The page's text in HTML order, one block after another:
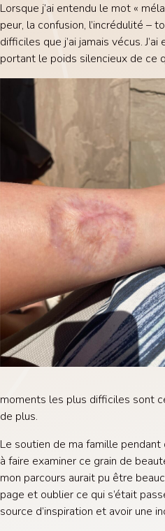
Lorsque j’ai entendu le mot «
peur, la confusion, l’incrédulité –
difficiles que j’ai jamais vécus.
portant le poids silencieux de ce
moments les plus difficiles sont
de plus.
Le soutien de ma famille
à faire examiner ce grain de
mon parcours aurait pu être
page et oublier ce qui s’était
source d’inspiration et avoir une